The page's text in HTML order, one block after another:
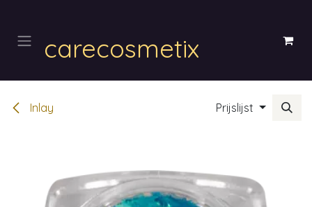
carecosmetix
Inlay Prijslijst